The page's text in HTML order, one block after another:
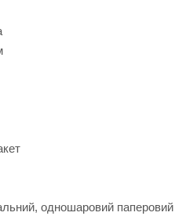
одношаровий паперовий